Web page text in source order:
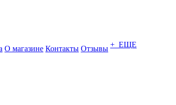
О магазине Контакты Отзывы + ЕЩЕ